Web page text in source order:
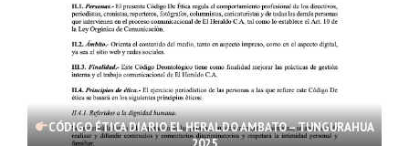
CÓDIGO ÉTICA DIARIO EL HERALDO AMBATO – TUNGURAHUA